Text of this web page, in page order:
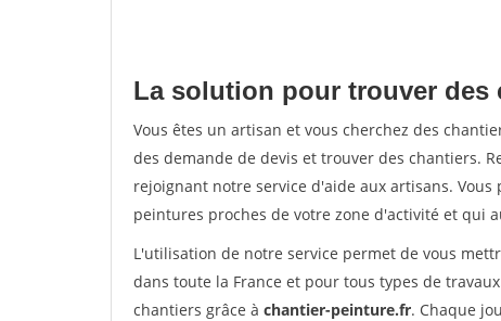
La solution pour trouver des
Vous êtes un artisan et vous cherchez des
des demande de devis et trouver des chantiers.
rejoignant notre service d'aide aux artisans.
peintures proches de votre zone d'activité et qui
L'utilisation de notre service permet de vous
dans toute la France et pour tous types de
chantiers grâce à chantier-peinture.fr. Chaque